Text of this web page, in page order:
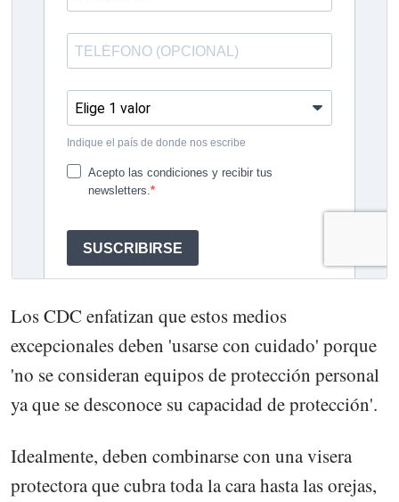
Los CDC enfatizan que estos medios
excepcionales deben 'usarse con cuidado' porque
'no se consideran equipos de protección personal
ya que se desconoce su capacidad de protección'.
Idealmente, deben combinarse con una visera
protectora que cubra toda la cara hasta las orejas,